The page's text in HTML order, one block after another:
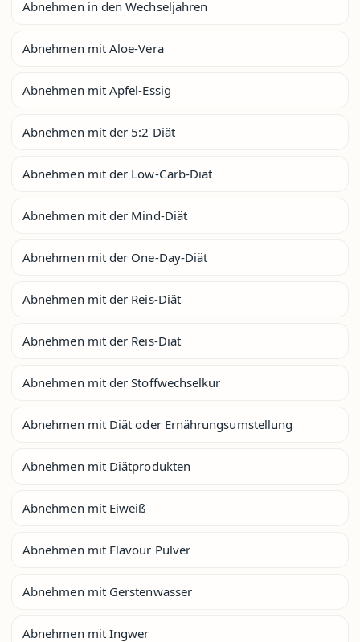
Abnehmen in den Wechseljahren
Abnehmen mit Aloe-Vera
Abnehmen mit Apfel-Essig
Abnehmen mit der 5:2 Diät
Abnehmen mit der Low-Carb-Diät
Abnehmen mit der Mind-Diät
Abnehmen mit der One-Day-Diät
Abnehmen mit der Reis-Diät
Abnehmen mit der Reis-Diät
Abnehmen mit der Stoffwechselkur
Abnehmen mit Diät oder Ernährungsumstellung
Abnehmen mit Diätprodukten
Abnehmen mit Eiweiß
Abnehmen mit Flavour Pulver
Abnehmen mit Gerstenwasser
Abnehmen mit Ingwer